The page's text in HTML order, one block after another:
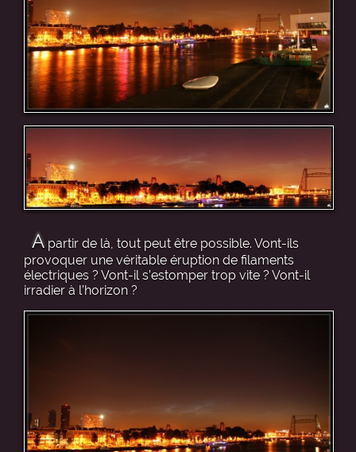
A partir de là, tout peut être possible. Vont-ils
provoquer une véritable éruption de filaments
électriques ? Vont-il s’estomper trop vite ? Vont-il
irradier à l’horizon ?